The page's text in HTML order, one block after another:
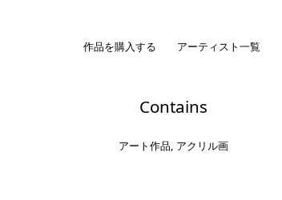
作品を購入する アーティスト一覧
Contains
アート作品, アクリル画